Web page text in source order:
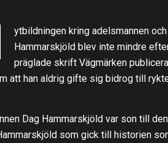
ytbildningen kring adelsmannen
Hammarskjöld blev inte mindre
präglade skrift Vägmärken
att han aldrig gifte sig bidrog till
Dag Hammarskjöld var son till
som gick till historien